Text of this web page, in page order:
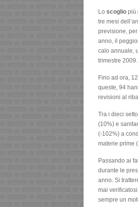
Lo scoglio più
tre mesi
previsione,
anno, il
calo annuale,
trimestre 2009.
Fino ad ora,
queste, 94
revisioni al
Tra i dieci
(10%) e
(-102%) a
materie prime
Passando ai
durante le
anno. Si
mai
sempre un